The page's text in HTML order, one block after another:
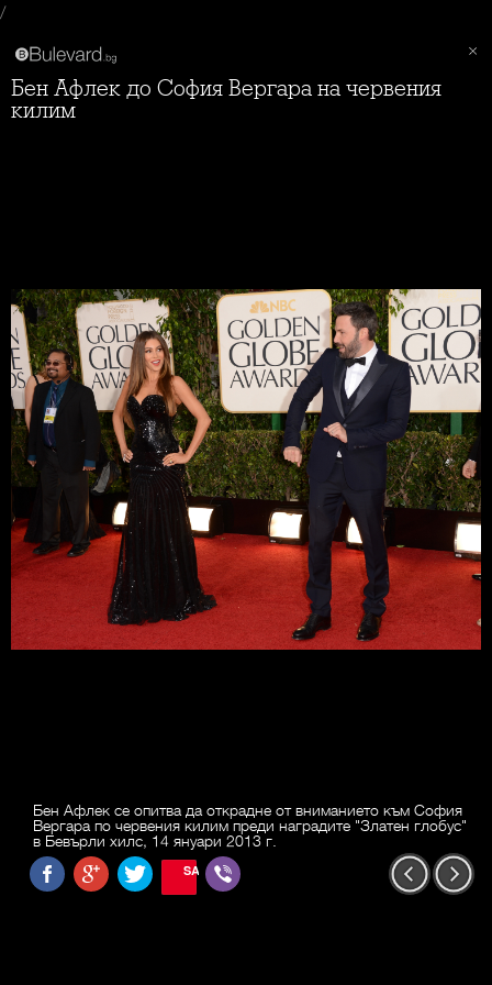
/
Бен Афлек до София Вергара на червения
килим
Бен Афлек се опитва да открадне от вниманието към София
Вергара по червения килим преди наградите "Златен глобус"
в Бевърли хилс, 14 януари 2013 г.
SAVE